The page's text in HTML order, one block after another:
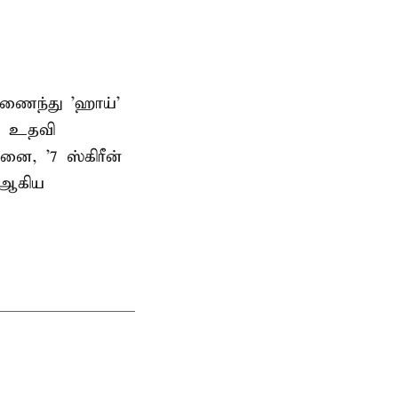
இணைந்து 'ஹாய்'
உதவி
'7 ஸ்கிரீன்